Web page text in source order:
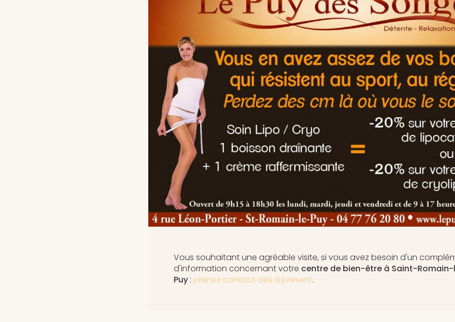
Vous souhaitant une agréable visite, si vous avez besoin d'un
d'information concernant votre centre de bien-être à Saint-
Puy : prenez contact dès à présent.